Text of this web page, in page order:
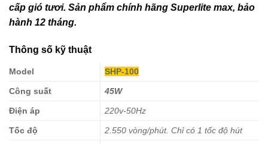
cấp gió tươi. Sản phẩm chính hãng Superlite max, bảo
hành 12 tháng.
Thông số kỹ thuật
Model SHP-100
Công suất 45W
Điện áp 220v-50Hz
Tốc độ 2.550 vòng/phút. Chỉ có 1 tốc độ hút